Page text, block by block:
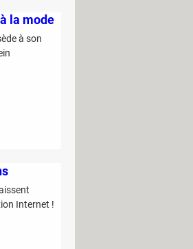
la mode
à son
Internet !